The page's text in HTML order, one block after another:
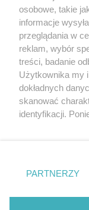
4 / 5
Czy
dobry
Nie zapomnij
zapoznać się z:
Twojemiasto
Piekary Śląskie
Chorzów
Tarnowskie Góry
Gliwice
osobowe, takie
informacje
przeglądania w
reklam, wybór
treści, badanie
Użytkownika my
dokładnych
skanować
identyfikacji.
prywatności
. Niektóre
zgody
takiemu
PARTNERZY